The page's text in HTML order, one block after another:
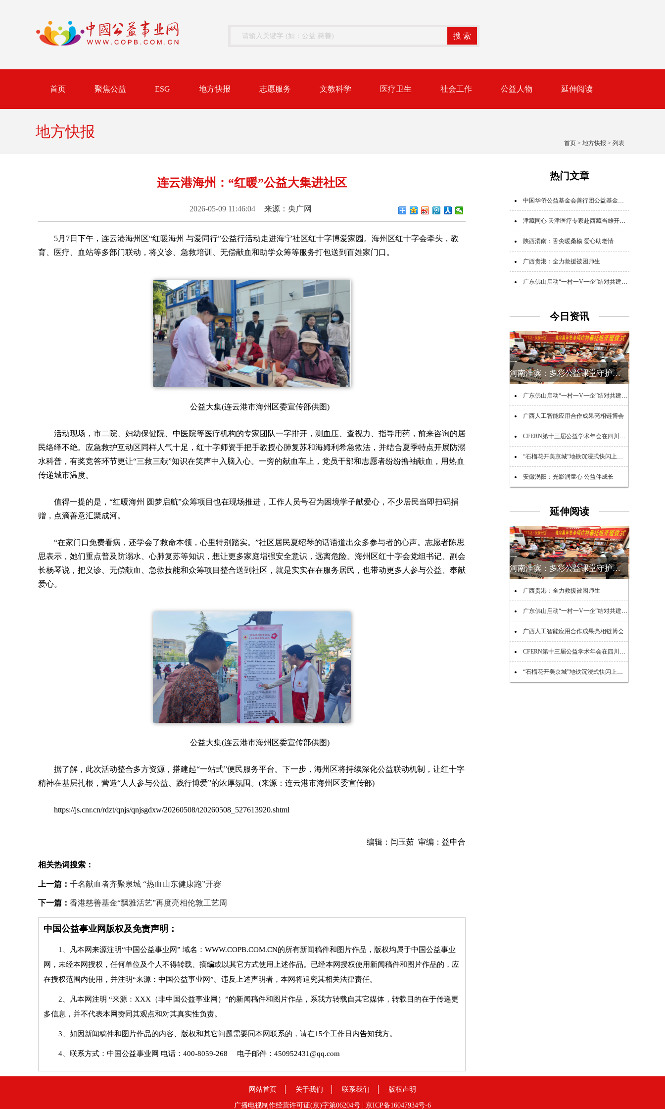
首页 聚焦公益 ESG 地方快报 志愿服务 文教科学 医疗卫生 社会工作 公益人物 延伸阅读
首页 > 地方快报 > 列表
地方快报
热门文章
中国华侨公益基金会善行团公益基金追加追赠支援广西救灾
津藏同心 天津医疗专家赴西藏当雄开展公益帮扶
陕西渭南：舌尖暖桑榆 爱心助老情
广西贵港：全力救援被困师生
广东佛山启动“一村一V一企”结对共建助力“百千万工程”活动
今日资讯
河南淮滨：多彩公益课堂守护乡村少年夏日时光
广东佛山启动“一村一V一企”结对共建助力“百千万工程”活动
广西人工智能应用合作成果亮相链博会
CFERN第十三届公益学术年会在四川峨眉山启幕
“石榴花开美京城”地铁沉浸式快闪上演 点亮民族团结新风尚
安徽涡阳：光影润童心 公益伴成长
延伸阅读
河南淮滨：多彩公益课堂守护乡村少年夏日时光
广西贵港：全力救援被困师生
广东佛山启动“一村一V一企”结对共建助力“百千万工程”活动
广西人工智能应用合作成果亮相链博会
CFERN第十三届公益学术年会在四川峨眉山启幕
“石榴花开美京城”地铁沉浸式快闪上演 点亮民族团结新风尚
连云港海州：“红暖”公益大集进社区
2026-05-09 11:46:04 来源：央广网
5月7日下午，连云港海州区“红暖海州 与爱同行”公益行活动走进海宁社区红十字博爱家园。海州区红十字会牵头，教
育、医疗、血站等多部门联动，将义诊、急救培训、无偿献血和助学众筹等服务打包送到百姓家门口。
公益大集(连云港市海州区委宣传部供图)
活动现场，市二院、妇幼保健院、中医院等医疗机构的专家团队一字排开，测血压、查视力、指导用药，前来咨询的居
民络绎不绝。应急救护互动区同样人气十足，红十字师资手把手教授心肺复苏和海姆利希急救法，并结合夏季特点开展防溺
水科普，有奖竞答环节更让“三救三献”知识在笑声中入脑入心。一旁的献血车上，党员干部和志愿者纷纷撸袖献血，用热血
传递城市温度。
值得一提的是，“红暖海州 圆梦启航”众筹项目也在现场推进，工作人员号召为困境学子献爱心，不少居民当即扫码捐
赠，点滴善意汇聚成河。
“在家门口免费看病，还学会了救命本领，心里特别踏实。”社区居民夏绍琴的话语道出众多参与者的心声。志愿者陈思
思表示，她们重点普及防溺水、心肺复苏等知识，想让更多家庭增强安全意识，远离危险。海州区红十字会党组书记、副会
长杨琴说，把义诊、无偿献血、急救技能和众筹项目整合送到社区，就是实实在在服务居民，也带动更多人参与公益、奉献
爱心。
公益大集(连云港市海州区委宣传部供图)
据了解，此次活动整合多方资源，搭建起“一站式”便民服务平台。下一步，海州区将持续深化公益联动机制，让红十字
精神在基层扎根，营造“人人参与公益、践行博爱”的浓厚氛围。(来源：连云港市海州区委宣传部)
https://js.cnr.cn/rdzt/qnjs/qnjsgdxw/20260508/t20260508_527613920.shtml
编辑：闫玉茹 审编：益申合
相关热词搜索：
上一篇： 千名献血者齐聚泉城 “热血山东健康跑”开赛
下一篇： 香港慈善基金“飘雅活艺”再度亮相伦敦工艺周
中国公益事业网版权及免责声明：
1、凡本网来源注明“中国公益事业网” 域名：WWW.COPB.COM.CN的所有新闻稿件和图片作品，版权均属于中国公益事业
网，未经本网授权，任何单位及个人不得转载、摘编或以其它方式使用上述作品。已经本网授权使用新闻稿件和图片作品的，应
在授权范围内使用，并注明“来源：中国公益事业网”。违反上述声明者，本网将追究其相关法律责任。
2、凡本网注明 “来源：XXX（非中国公益事业网）”的新闻稿件和图片作品，系我方转载自其它媒体，转载目的在于传递更
多信息，并不代表本网赞同其观点和对其真实性负责。
3、如因新闻稿件和图片作品的内容、版权和其它问题需要同本网联系的，请在15个工作日内告知我方。
4、联系方式：中国公益事业网 电话：400-8059-268 电子邮件：450952431@qq.com
网站首页 关于我们 联系我们 版权声明
广播电视制作经营许可证(京)字第06204号 | 京ICP备16047934号-6